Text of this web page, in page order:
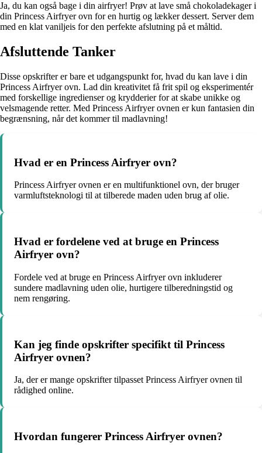
Ja, du kan også bage i din airfryer! Prøv at lave små chokoladekager i
din Princess Airfryer ovn for en hurtig og lækker dessert. Server dem
med en klat vaniljeis for den perfekte afslutning på et måltid.
Afsluttende Tanker
Disse opskrifter er bare et udgangspunkt for, hvad du kan lave i din
Princess Airfryer ovn. Lad din kreativitet få frit spil og eksperimentér
med forskellige ingredienser og krydderier for at skabe unikke og
velsmagende retter. Med Princess Airfryer ovnen er kun fantasien din
begrænsning, når det kommer til madlavning!
Hvad er en Princess Airfryer ovn?
Princess Airfryer ovnen er en multifunktionel ovn, der bruger
varmluftsteknologi til at tilberede maden uden brug af olie.
Hvad er fordelene ved at bruge en Princess
Airfryer ovn?
Fordele ved at bruge en Princess Airfryer ovn inkluderer
sundere madlavning uden olie, hurtigere tilberedningstid og
nem rengøring.
Kan jeg finde opskrifter specifikt til Princess
Airfryer ovnen?
Ja, der er mange opskrifter tilpasset Princess Airfryer ovnen til
rådighed online.
Hvordan fungerer Princess Airfryer ovnen?